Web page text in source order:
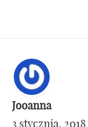
Jooanna
3 stycznia, 2018